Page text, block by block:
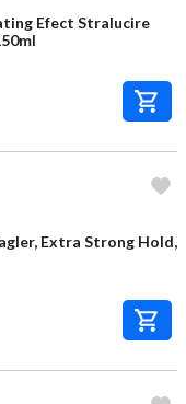
Efect Stralucire
Extra Strong Hold,